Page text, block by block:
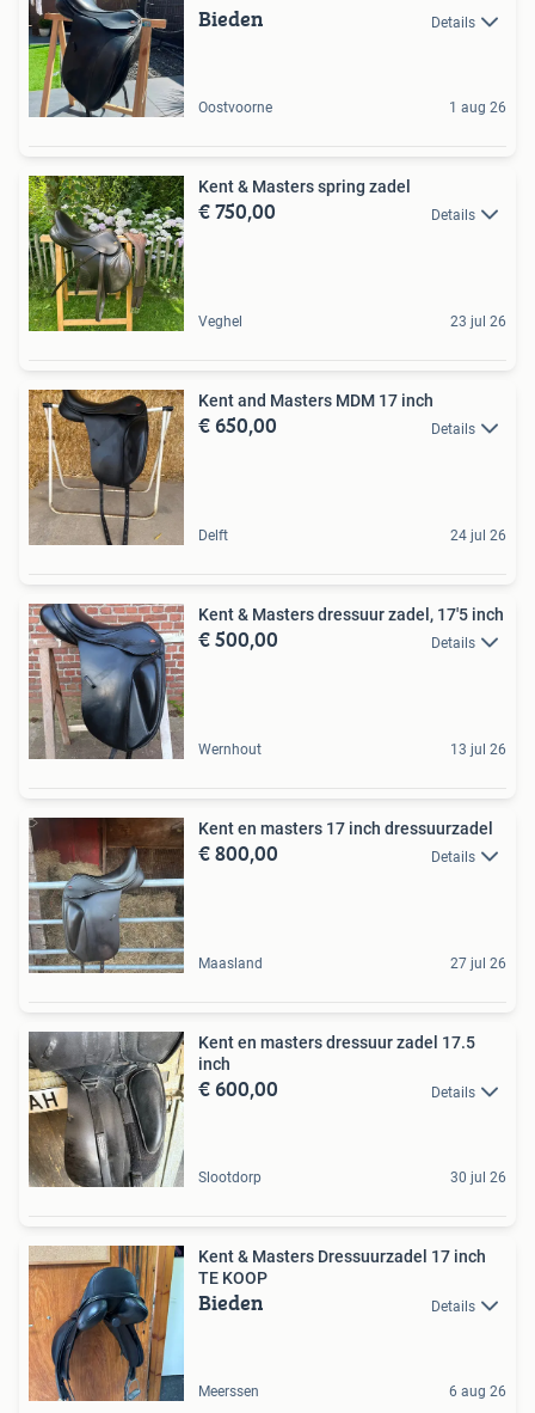
Bieden Details
Oostvoorne 1 aug 26
Kent & Masters spring zadel
€ 750,00 Details
Veghel 23 jul 26
Kent and Masters MDM 17 inch
€ 650,00 Details
Delft 24 jul 26
Kent & Masters dressuur zadel, 17'5 inch
€ 500,00 Details
Wernhout 13 jul 26
Kent en masters 17 inch dressuurzadel
€ 800,00 Details
Maasland 27 jul 26
Kent en masters dressuur zadel 17.5
inch
€ 600,00 Details
Slootdorp 30 jul 26
Kent & Masters Dressuurzadel 17 inch
TE KOOP
Bieden Details
Meerssen 6 aug 26